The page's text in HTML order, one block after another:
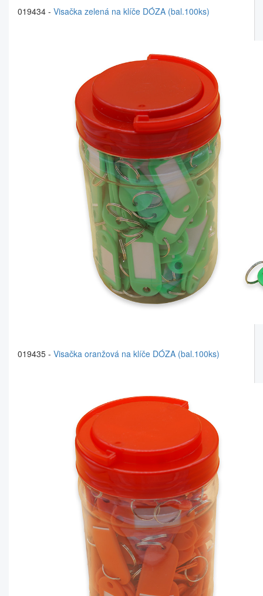
019434 - Visačka zelená na klíče DÓZA (bal.100ks)
019435 - Visačka oranžová na klíče DÓZA (bal.100ks)